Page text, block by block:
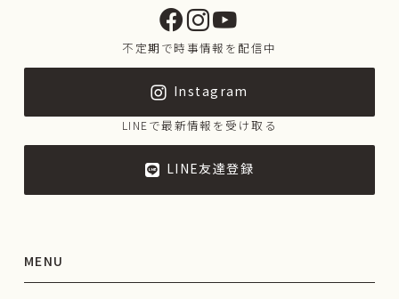
不定期で時事情報を配信中
Instagram
LINEで最新情報を受け取る
LINE友達登録
MENU